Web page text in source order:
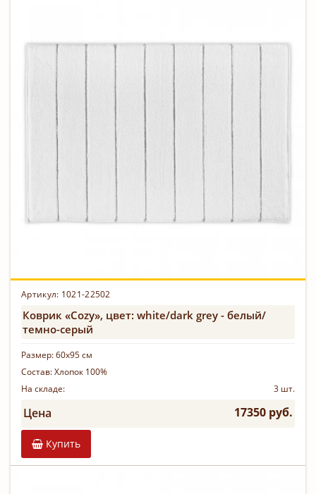
Артикул: 1021-22502
Коврик «Cozy», цвет: white/dark grey - белый/
темно-серый
Размер:60х95 см
Состав:Хлопок 100%
На складе:
3 шт.
Цена 17350 руб.
Купить